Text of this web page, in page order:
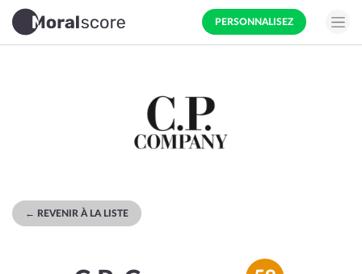
PERSONNALISEZ
← REVENIR À LA LISTE